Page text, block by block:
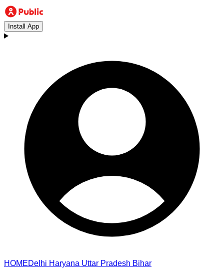
Install App
HOMEDelhi Haryana Uttar Pradesh Bihar